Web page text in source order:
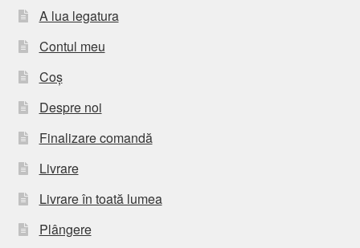
A lua legatura
Contul meu
Coș
Despre noi
Finalizare comandă
Livrare
Livrare în toată lumea
Plângere